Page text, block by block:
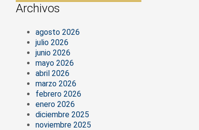
Archivos
agosto 2026
julio 2026
junio 2026
mayo 2026
abril 2026
marzo 2026
febrero 2026
enero 2026
diciembre 2025
noviembre 2025